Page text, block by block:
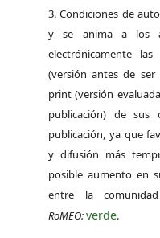
3. Condiciones de
y se anima a los
electrónicamente
(versión antes de
print (versión
publicación) de sus
publicación, ya que
y difusión más
posible aumento en
entre la
RoMEO:verde.